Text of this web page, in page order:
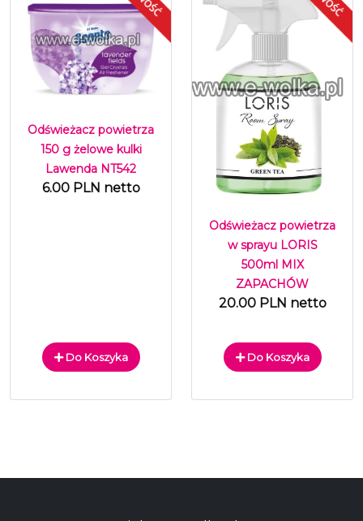
Odświeżacz powietrza
150 g żelowe kulki
Lawenda NT542
6.00 PLN netto
Do Koszyka
Odświeżacz powietrza
w sprayu LORIS
500ml MIX
ZAPACHÓW
20.00 PLN netto
Do Koszyka